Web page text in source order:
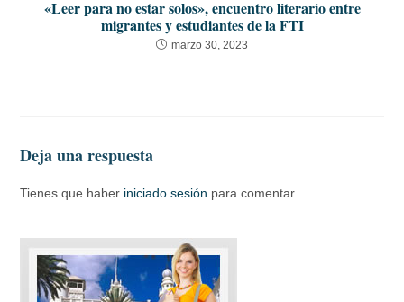
«Leer para no estar solos», encuentro literario entre
migrantes y estudiantes de la FTI
marzo 30, 2023
Deja una respuesta
Tienes que haber iniciado sesión para comentar.